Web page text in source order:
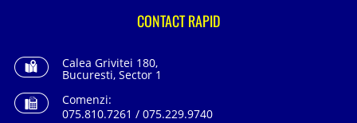
CONTACT RAPID
Calea Grivitei 180,
Bucuresti, Sector 1
Comenzi:
075.810.7261 / 075.229.9740